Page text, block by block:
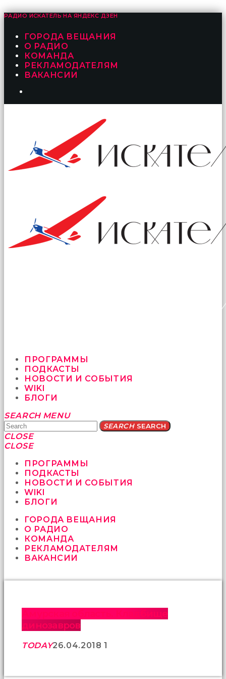
РАДИО ИСКАТЕЛЬ НА ЯНДЕКС ДЗЕН
ГОРОДА ВЕЩАНИЯ
О РАДИО
КОМАНДА
РЕКЛАМОДАТЕЛЯМ
ВАКАНСИИ
ПРОГРАММЫ
ПОДКАСТЫ
НОВОСТИ И СОБЫТИЯ
WIKI
БЛОГИ
Yatağa
bile
geçmeye
fırsat
sikici
kocalar
güzel
karıları
öttürüyor
sex
hikayeleri
kızların
rahatlıyorlar
altyazılı
porno
yakın
sonu
SEARCH MENU
SEARCHSEARCH
CLOSE
CLOSE
ПРОГРАММЫ
ПОДКАСТЫ
НОВОСТИ И СОБЫТИЯ
WIKI
БЛОГИ
ГОРОДА ВЕЩАНИЯ
О РАДИО
КОМАНДА
РЕКЛАМОДАТЕЛЯМ
ВАКАНСИИ
Амурская область. Кладбище
динозавров
TODAY26.04.2018 1